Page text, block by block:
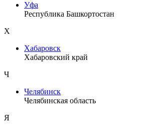
Уфа
Республика Башкортостан
Х
Хабаровск
Хабаровский край
Ч
Челябинск
Челябинская область
Я